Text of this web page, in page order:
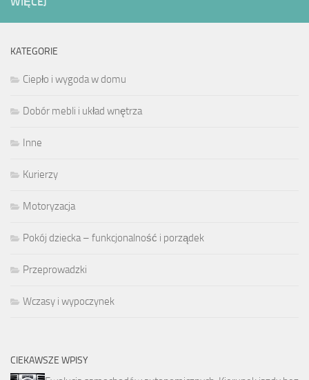
KATEGORIE
Ciepło i wygoda w domu
Dobór mebli i układ wnętrza
Inne
Kurierzy
Motoryzacja
Pokój dziecka – funkcjonalność i porządek
Przeprowadzki
Wczasy i wypoczynek
CIEKAWSZE WPISY